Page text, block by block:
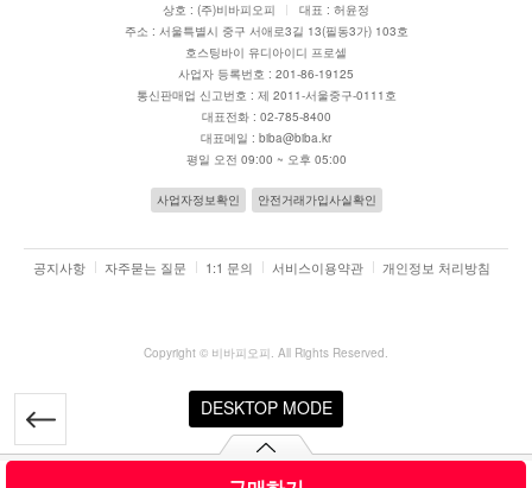
상호 : (주)비바피오피
대표 : 허윤정
주소 : 서울특별시 중구 서애로3길 13(필동3가) 103호
호스팅바이 유디아이디 프로셀
사업자 등록번호 : 201-86-19125
통신판매업 신고번호 : 제 2011-서울중구-0111호
대표전화 : 02-785-8400
대표메일 : biba@biba.kr
평일 오전 09:00 ~ 오후 05:00
사업자정보확인 안전거래가입사실확인
공지사항 자주묻는 질문 1:1 문의 서비스이용약관 개인정보 처리방침
Copyright © 비바피오피. All Rights Reserved.
DESKTOP MODE